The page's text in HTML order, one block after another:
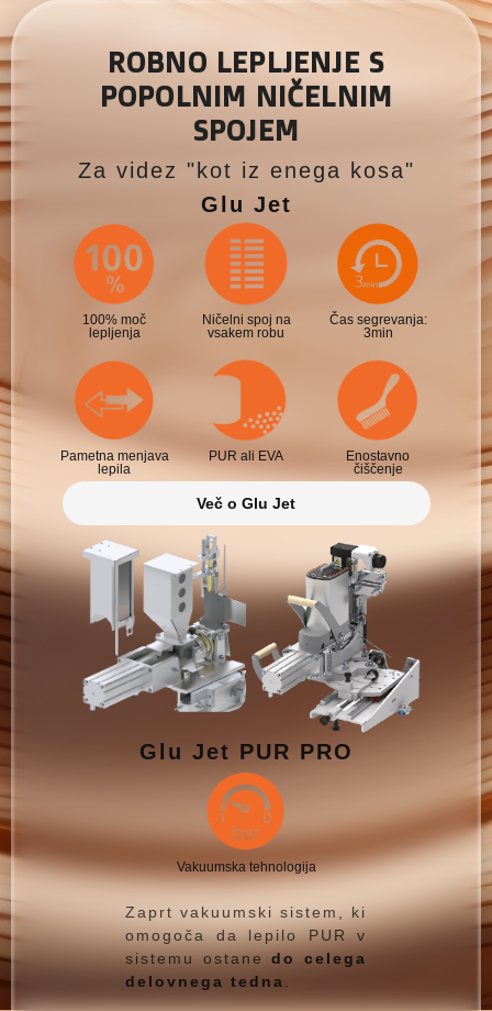
ROBNO LEPLJENJE S
POPOLNIM NIČELNIM
SPOJEM
Za videz "kot iz enega kosa"
Glu Jet
100% moč
lepljenja
Ničelni spoj na
vsakem robu
Čas segrevanja:
3min
Pametna menjava
lepila
PUR ali EVA
Enostavno
čiščenje
Več o Glu Jet
Glu Jet PUR PRO
Vakuumska tehnologija
Zaprt vakuumski sistem, ki
omogoča da lepilo PUR v
sistemu ostanedo celega
delovnega tedna